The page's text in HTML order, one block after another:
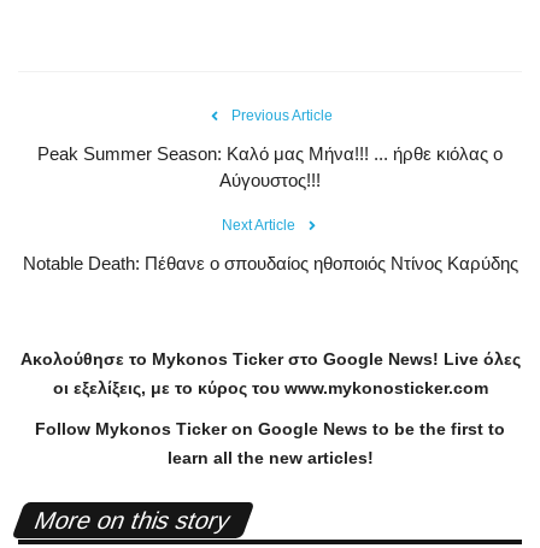
Previous Article
Peak Summer Season: Kαλό μας Μήνα!!! ... ήρθε κιόλας ο
Αύγουστος!!!
Next Article
Notable Death: Πέθανε ο σπουδαίος ηθοποιός Ντίνος Καρύδης
Ακολούθησε το Mykonos Tickerστο Google News! Liveόλες
οι εξελίξεις, με το κύρος του www.mykonosticker.com
Follow Mykonos Ticker on Google News to be the first to
learn all the new articles!
More on this story